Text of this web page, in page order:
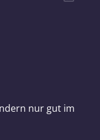
nur gut im